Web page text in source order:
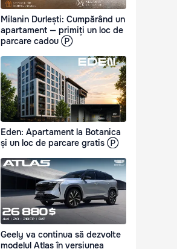
Milanin Durlești: Cumpărând un
apartament — primiți un loc de
parcare cadou Ⓟ
Eden: Apartament la Botanica
și un loc de parcare gratis Ⓟ
Geely va continua să dezvolte
modelul Atlas în versiunea